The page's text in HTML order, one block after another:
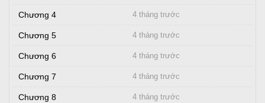
Chương 4 4 tháng trước
Chương 5 4 tháng trước
Chương 6 4 tháng trước
Chương 7 4 tháng trước
Chương 8 4 tháng trước